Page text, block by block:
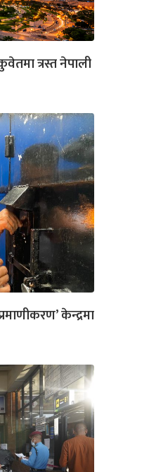
त्रस्त नेपाली
केन्द्रमा